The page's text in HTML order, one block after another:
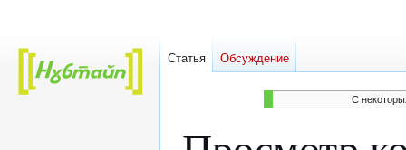
C
Статья Обсуждение